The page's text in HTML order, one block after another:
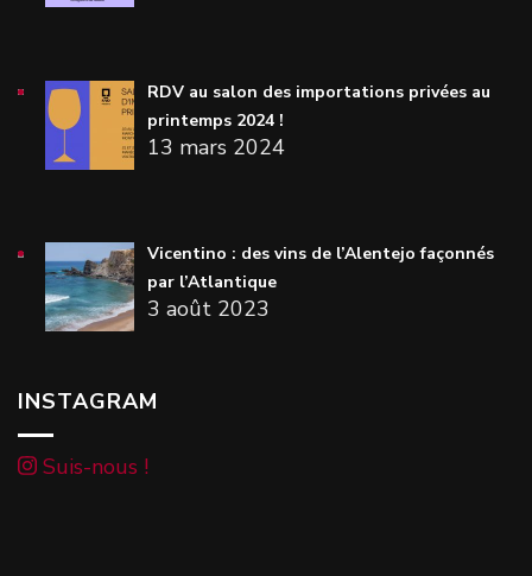
RDV au salon des importations privées au
printemps 2024 !
13 mars 2024
Vicentino : des vins de l’Alentejo façonnés
par l’Atlantique
3 août 2023
INSTAGRAM
Suis-nous !